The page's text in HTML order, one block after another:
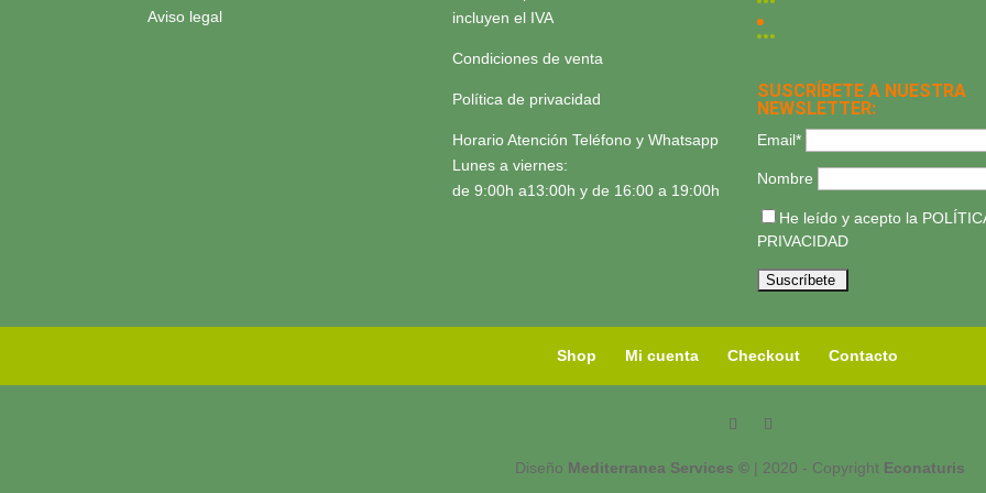
Aviso legal
incluyen el IVA
Condiciones de venta
Política de privacidad
Horario Atención Teléfono y Whatsapp
Lunes a viernes:
de 9:00h a13:00h y de 16:00 a 19:00h
SUSCRÍBETE A NUESTRA
NEWSLETTER:
Email*
Nombre
He leído y acepto la
PRIVACIDAD
Shop Mi cuenta Checkout Contacto
Diseño Mediterranea Services ©| 2020 - Copyright Econaturis